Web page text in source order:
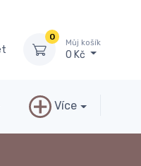
0
Můj košík
0 Kč
Více